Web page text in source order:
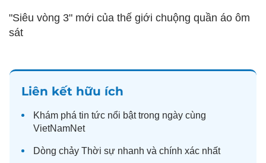
"Siêu vòng 3" mới của thế giới chuộng quần áo ôm
sát
Liên kết hữu ích
Khám phá tin tức nổi bật trong ngày cùng
VietNamNet
Dòng chảy Thời sự nhanh và chính xác nhất